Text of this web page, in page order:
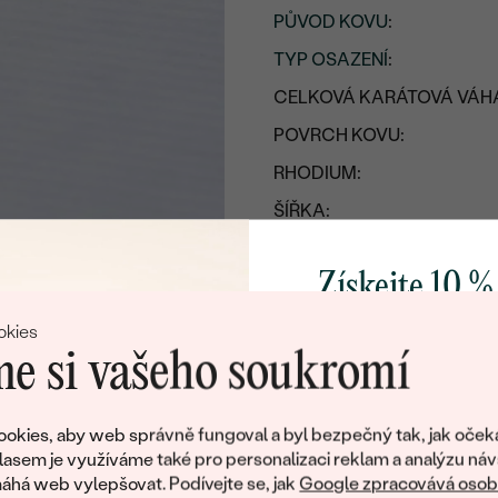
si vašeho soukromí
aby web správně fungoval a byl bezpečný tak, jak
je využíváme také pro personalizaci reklam a analýzu
web vylepšovat. Podívejte se, jakGoogle zpracovává
PŮVOD KOVU:
TYP OSAZENÍ:
CELKOVÁ KARÁTOVÁ
POVRCH KOVU:
RHODIUM:
ŠÍŘKA:
PŘIBLIŽNÁ VÁHA
DRUH:
KARÁTOVÁ VÁHA:
ROZMĚRY:
Získejte 10
poctivě vyráběných
Jako dárek na
zašleme slevový kód